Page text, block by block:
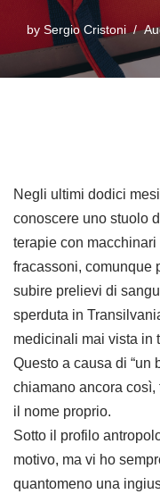
by Sergio Cristoni
Negli ultimi dodici
conoscere uno stuolo
terapie con
fracassoni, comunque
subire prelievi di
sperduta in
medicinali mai vista in
Questo a causa di “un
chiamano ancora
il nome proprio.
Sotto il profilo
motivo, ma vi ho
quantomeno una